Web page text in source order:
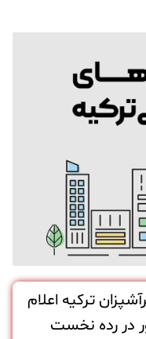
ترکیه اعلام
در رده نخست